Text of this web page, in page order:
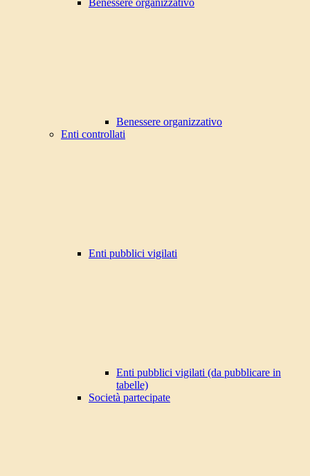
Benessere organizzativo
Benessere organizzativo
Enti controllati
Enti pubblici vigilati
Enti pubblici vigilati (da pubblicare in
tabelle)
Società partecipate